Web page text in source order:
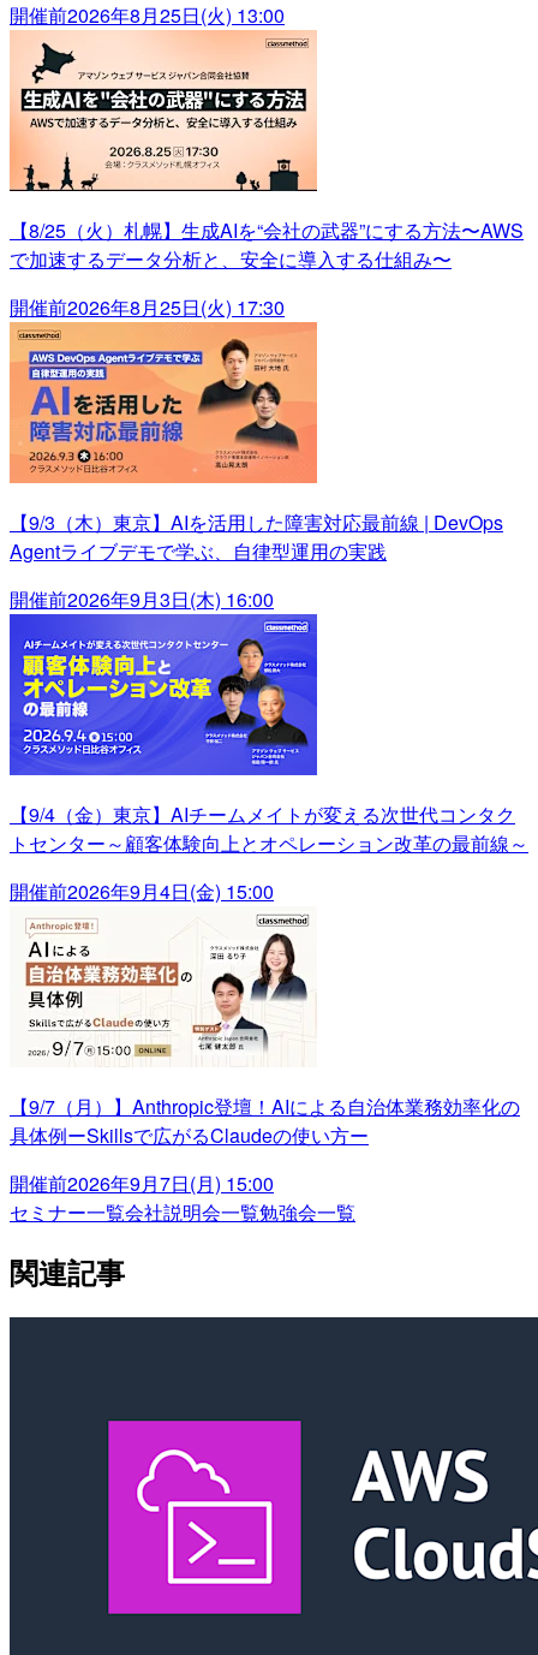
開催前2026年8月25日(火) 13:00
【8/25（火）札幌】生成AIを“会社の武器”にする方法〜AWS
で加速するデータ分析と、安全に導入する仕組み〜
開催前2026年8月25日(火) 17:30
【9/3（木）東京】AIを活用した障害対応最前線 | DevOps
Agentライブデモで学ぶ、自律型運用の実践
開催前2026年9月3日(木) 16:00
【9/4（金）東京】AIチームメイトが変える次世代コンタク
トセンター～顧客体験向上とオペレーション改革の最前線～
開催前2026年9月4日(金) 15:00
【9/7（月）】Anthropic登壇！AIによる自治体業務効率化の
具体例ーSkillsで広がるClaudeの使い方ー
開催前2026年9月7日(月) 15:00
セミナー一覧会社説明会一覧勉強会一覧
関連記事